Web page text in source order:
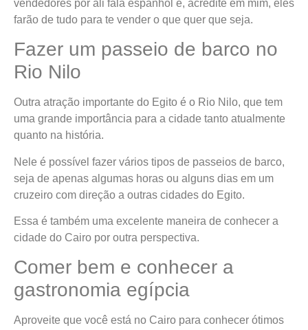
vendedores por ali fala espanhol e, acredite em mim, eles
farão de tudo para te vender o que quer que seja.
Fazer um passeio de barco no
Rio Nilo
Outra atração importante do Egito é o Rio Nilo, que tem
uma grande importância para a cidade tanto atualmente
quanto na história.
Nele é possível fazer vários tipos de passeios de barco,
seja de apenas algumas horas ou alguns dias em um
cruzeiro com direção a outras cidades do Egito.
Essa é também uma excelente maneira de conhecer a
cidade do Cairo por outra perspectiva.
Comer bem e conhecer a
gastronomia egípcia
Aproveite que você está no Cairo para conhecer ótimos